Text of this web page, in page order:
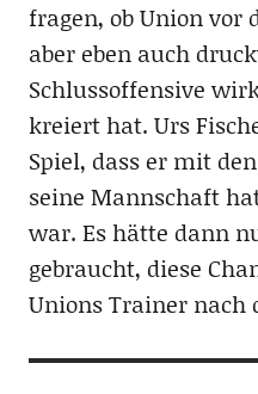
fragen, ob Union vor
aber eben auch
Schlussoffensive
kreiert hat. Urs
Spiel, dass er mit
seine Mannschaft
war. Es hätte dann
gebraucht, diese
Unions Trainer nach